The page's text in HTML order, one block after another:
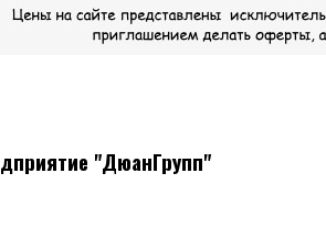
"ДюанГрупп"